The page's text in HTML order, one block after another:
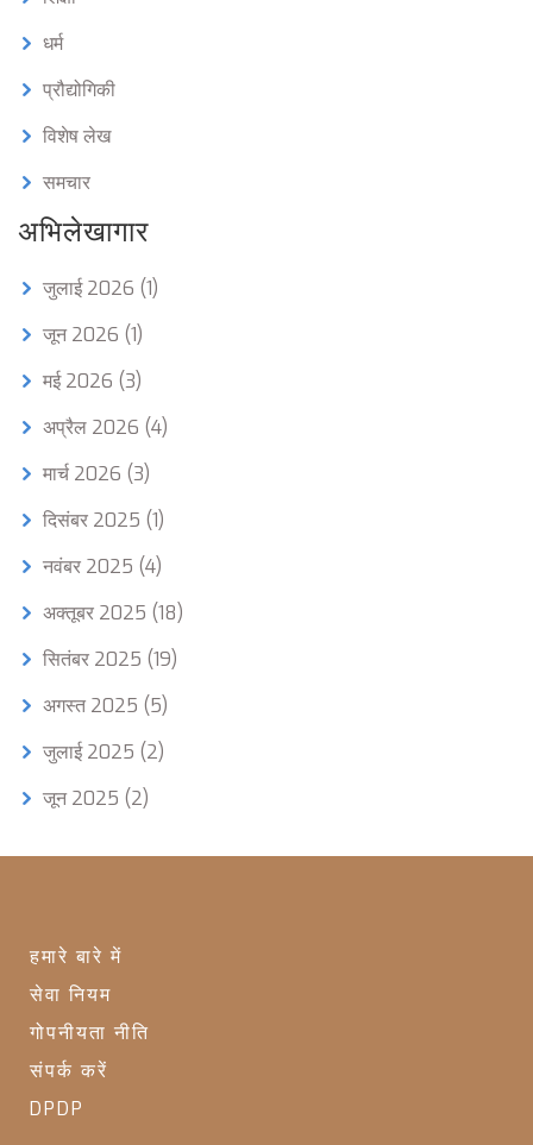
धर्म
प्रौद्योगिकी
विशेष लेख
समचार
अभिलेखागार
जुलाई 2026 (1)
जून 2026 (1)
मई 2026 (3)
अप्रैल 2026 (4)
मार्च 2026 (3)
दिसंबर 2025 (1)
नवंबर 2025 (4)
अक्तूबर 2025 (18)
सितंबर 2025 (19)
अगस्त 2025 (5)
जुलाई 2025 (2)
जून 2025 (2)
हमारे बारे में
सेवा नियम
गोपनीयता नीति
संपर्क करें
DPDP